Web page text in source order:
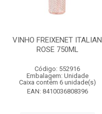
VINHO FREIXENET ITALIAN
ROSE 750ML
Código: 552916
Embalagem: Unidade
Caixa contém 6 unidade(s)
EAN: 8410036808396